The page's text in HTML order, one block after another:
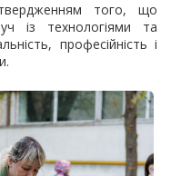
того, що
із технологіями та
професійність і